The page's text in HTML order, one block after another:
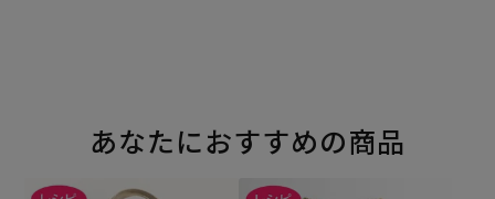
あなたにおすすめの商品